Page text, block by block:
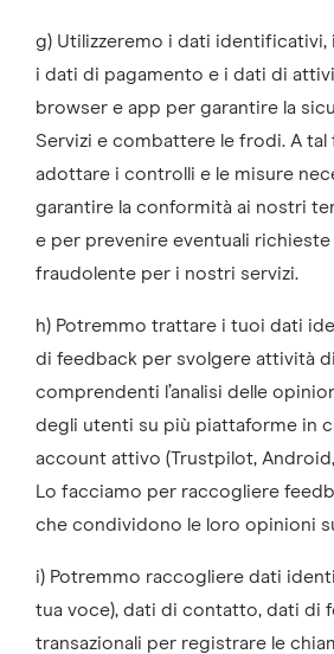
g) Utilizzeremo i dati identificativi,
i dati di pagamento e i dati di
browser e app per garantire la
Servizi e combattere le frodi. A
adottare i controlli e le misure
garantire la conformità ai nostri
e per prevenire eventuali
fraudolente per i nostri servizi.
h) Potremmo trattare i tuoi dati
di feedback per svolgere attività
comprendenti l’analisi delle
degli utenti su più piattaforme in
account attivo (Trustpilot,
Lo facciamo per raccogliere
che condividono le loro opinioni
i) Potremmo raccogliere dati
tua voce), dati di contatto, dati di
transazionali per registrare le